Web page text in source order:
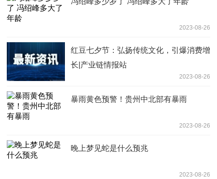
2023-08-26
红豆七夕节：弘扬传统文化，引爆消费增
长|产业链情报站
2023-08-26
暴雨黄色预警！贵州中北部有暴雨
2023-08-26
晚上梦见蛇是什么预兆
2023-08-26